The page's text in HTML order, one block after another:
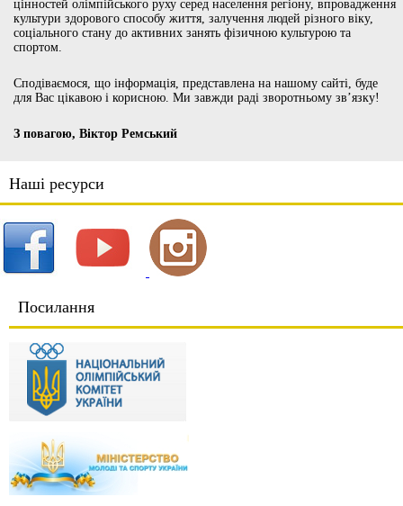
цінностей олімпійського руху серед населення регіону, впровадження
культури здорового способу життя, залучення людей різного віку,
соціального стану до активних занять фізичною культурою та
спортом.
Сподіваємося, що інформація, представлена на нашому сайті, буде
для Вас цікавою і корисною. Ми завжди раді зворотньому зв’язку!
З повагою, Віктор Ремський
Наші ресурси
Посилання